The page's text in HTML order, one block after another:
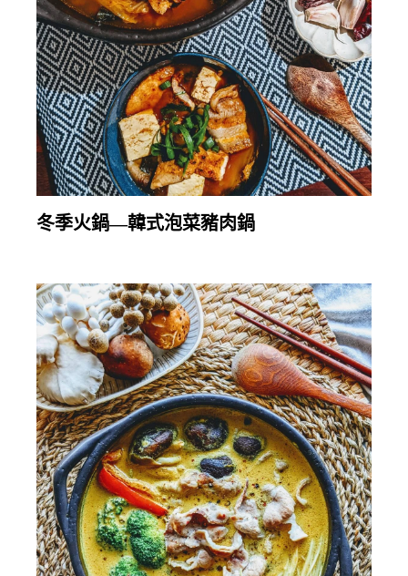
繼續閱讀
冬季火鍋—韓式泡菜豬肉鍋